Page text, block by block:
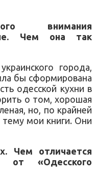
внимания
Чем она так
города,
бы сформирована
одесской кухни в
о том, хорошая
но, по крайней
тему мои книги. Они
Чем отличается
от «Одесского